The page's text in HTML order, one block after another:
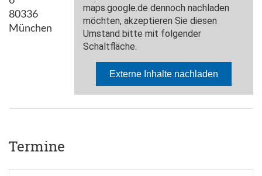
80336
München
Termine